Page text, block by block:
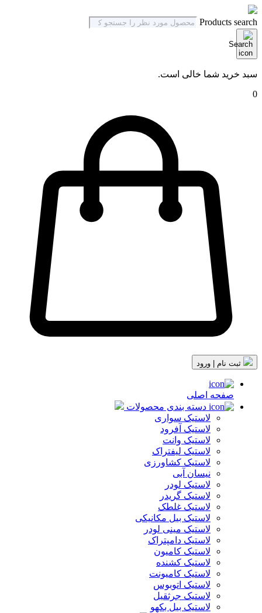
Products search
سبد خرید شما خالی است.
0
صفحه اصلی
دسته بندی محصولات
لاستیک سواری
لاستیک آفرود
لاستیک وانت
لاستیک لیفتراک
لاستیک کشاورزی
نیسان آبی
لاستیک لودر
لاستیک گریدر
لاستیک غلطک
لاستیک بیل مکانیکی
لاستیک مینی لودر
لاستیک دامپتراک
لاستیک کامیون
لاستیک کشنده
لاستیک کامیونت
لاستیک اتوبوس
لاستیک جرثقیل
لاستیک بیل بکهو